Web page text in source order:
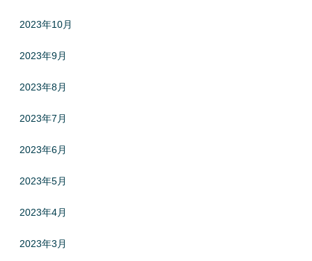
2023年10月
2023年9月
2023年8月
2023年7月
2023年6月
2023年5月
2023年4月
2023年3月